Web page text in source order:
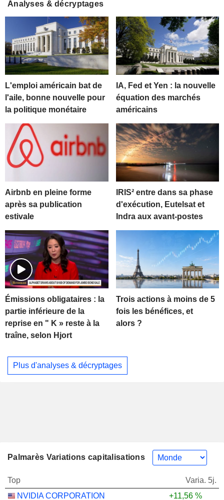
Analyses & décryptages
L'emploi américain bat de
l'aile, bonne nouvelle pour
la politique monétaire
IA, Fed et Yen : la nouvelle
équation des marchés
américains
Airbnb en pleine forme
après sa publication
estivale
IRIS² entre dans sa phase
d'exécution, Eutelsat et
Indra aux avant-postes
Émissions obligataires : la
partie inférieure de la
reprise en " K » reste à la
traîne, selon Hjort
Trois actions à moins de 5
fois les bénéfices, et
alors ?
Plus d'analyses & décryptages
Palmarès Variations capitalisations
Top
Varia. 5j.
NVIDIA CORPORATION
+11,56 %